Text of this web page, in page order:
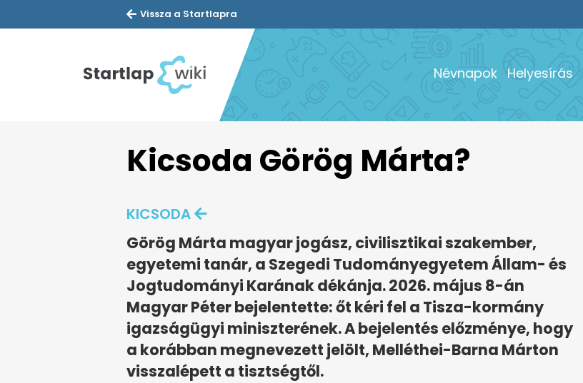
Vissza a Startlapra
Névnapok Helyesírás
Kicsoda Görög Márta?
KICSODA
Görög Márta magyar jogász, civilisztikai szakember,
egyetemi tanár, a Szegedi Tudományegyetem Állam- és
Jogtudományi Karának dékánja. 2026. május 8-án
Magyar Péter bejelentette: őt kéri fel a Tisza-kormány
igazságügyi miniszterének. A bejelentés előzménye, hogy
a korábban megnevezett jelölt, Melléthei-Barna Márton
visszalépett a tisztségtől.